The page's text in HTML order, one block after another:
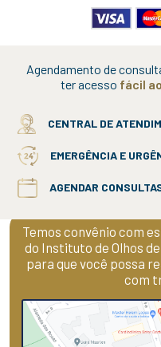
Agendamento de
ter acesso fácil
CENTRAL DE
EMERGÊNCIA E
AGENDAR
Temos convênio com
do Instituto de Olhos
para que você possa
com